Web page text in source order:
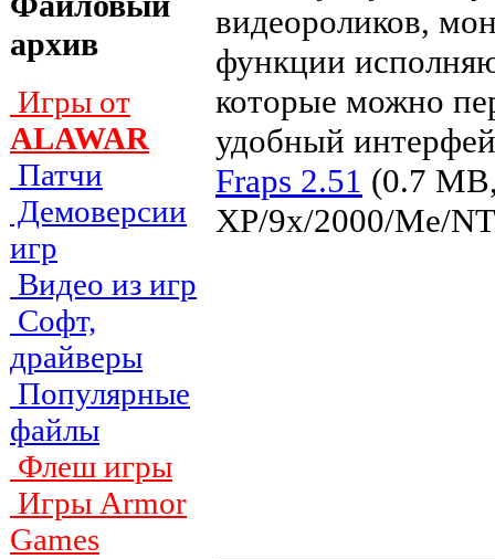
архив
Игры от
ALAWAR
Патчи
Демоверсии
игр
Видео из игр
Софт,
драйверы
Популярные
файлы
Флеш игры
Игры Armor
Games
видеороликов,
функции
которые можно
удобный
Fraps 2.51 (0.7
XP/9x/2000/Me/